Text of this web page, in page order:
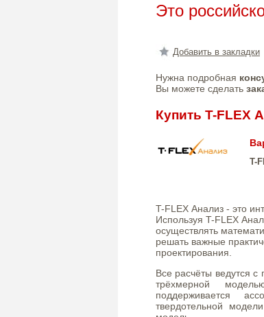
Это
Добавить в закладки
Нужна подробная
Вы можете сделать
Купить T-FLEX
T-
T-FLEX Анализ - это
Используя T-FLEX
осуществлять
решать важные
проектирования.
Все расчёты ведутся
трёхмерной
поддерживается
твердотельной